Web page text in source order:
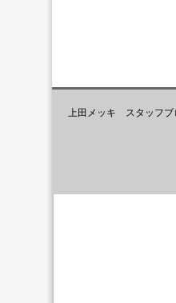
上田メッキ スタッフブ